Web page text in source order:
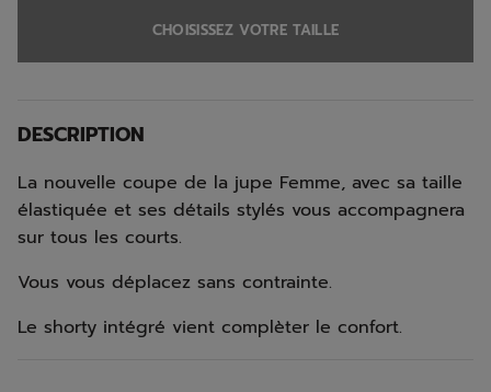
CHOISISSEZ VOTRE TAILLE
DESCRIPTION
La nouvelle coupe de la jupe Femme, avec sa taille
élastiquée et ses détails stylés vous accompagnera
sur tous les courts.
Vous vous déplacez sans contrainte.
Le shorty intégré vient complèter le confort.